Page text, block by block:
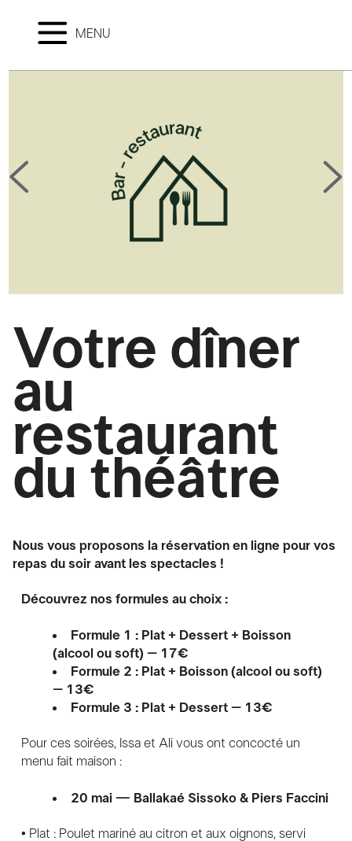
MENU
Votre dîner
au
restaurant
du théâtre
Nous vous proposons la réservation en ligne pour vos
repas du soir avant les spectacles !
Découvrez nos formules au choix :
Formule 1 : Plat + Dessert + Boisson
(alcool ou soft) – 17€
Formule 2 : Plat + Boisson (alcool ou soft)
– 13€
Formule 3 : Plat + Dessert – 13€
Pour ces soirées, Issa et Ali vous ont concocté un
menu fait maison :
20 mai — Ballakaé Sissoko & Piers Faccini
• Plat : Poulet mariné au citron et aux oignons, servi